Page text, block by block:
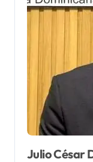
Julio César De la Rosa Tiburcio,